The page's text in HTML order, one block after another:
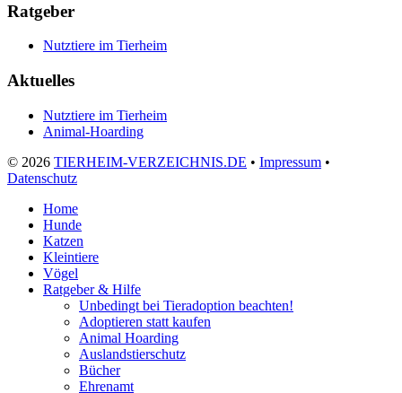
Ratgeber
Nutztiere im Tierheim
Aktuelles
Nutztiere im Tierheim
Animal-Hoarding
© 2026 TIERHEIM-VERZEICHNIS.DE • Impressum •
Datenschutz
Home
Hunde
Katzen
Kleintiere
Vögel
Ratgeber & Hilfe
Unbedingt bei Tieradoption beachten!
Adoptieren statt kaufen
Animal Hoarding
Auslandstierschutz
Bücher
Ehrenamt